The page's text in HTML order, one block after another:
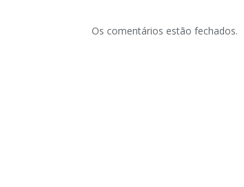
Os comentários estão fechados.